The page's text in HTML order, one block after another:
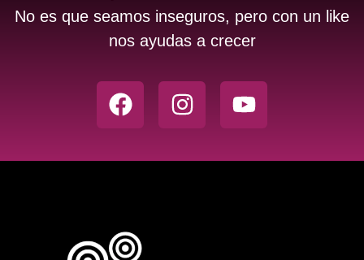
No es que seamos inseguros, pero con un like
nos ayudas a crecer